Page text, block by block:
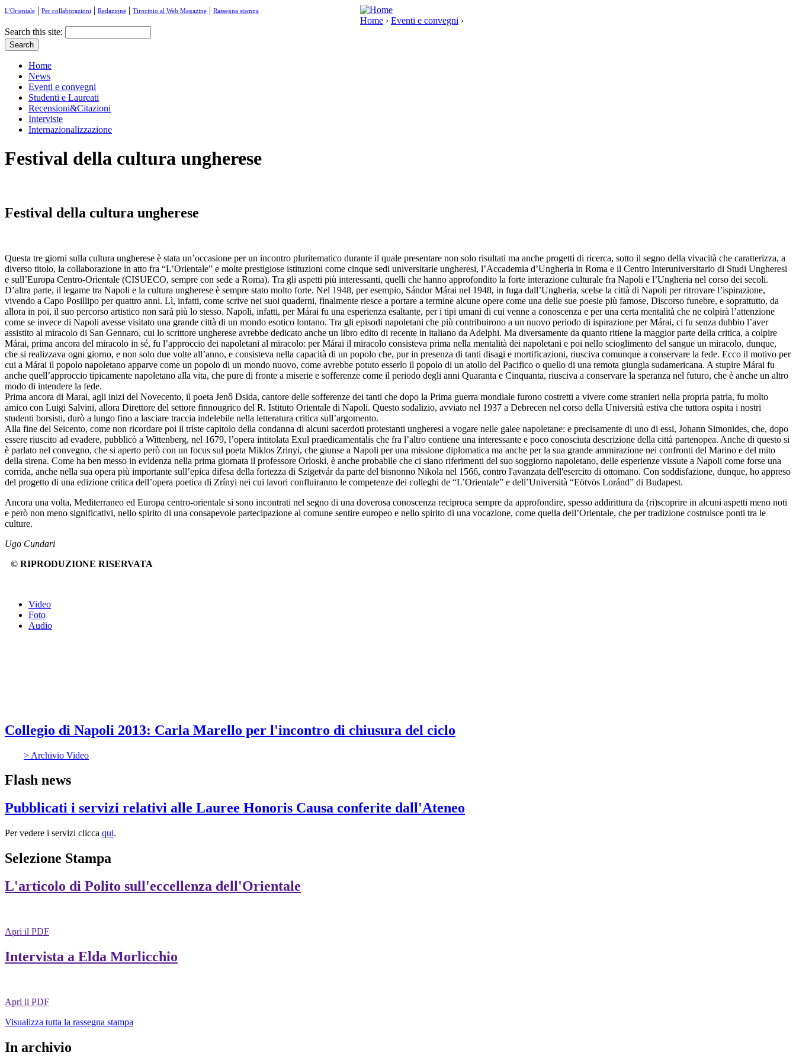
L'Orientale | Per collaborazioni | Redazione | Tirocinio al Web Magazine | Rassegna stampa
Home › Eventi e convegni ›
Search this site:
Home
News
Eventi e convegni
Studenti e Laureati
Recensioni&Citazioni
Interviste
Internazionalizzazione
Festival della cultura ungherese
Festival della cultura ungherese
Questa tre giorni sulla cultura ungherese è stata un’occasione per un incontro pluritematico durante il quale presentare non solo risultati ma anche progetti di ricerca, sotto il segno della vivacità che caratterizza, a
diverso titolo, la collaborazione in atto fra “L’Orientale” e molte prestigiose istituzioni come cinque sedi universitarie ungheresi, l’Accademia d’Ungheria in Roma e il Centro Interuniversitario di Studi Ungheresi
e sull’Europa Centro-Orientale (CISUECO, sempre con sede a Roma). Tra gli aspetti più interessanti, quelli che hanno approfondito la forte interazione culturale fra Napoli e l’Ungheria nel corso dei secoli.
D’altra parte, il legame tra Napoli e la cultura ungherese è sempre stato molto forte. Nel 1948, per esempio, Sándor Márai nel 1948, in fuga dall’Ungheria, scelse la città di Napoli per ritrovare l’ispirazione,
vivendo a Capo Posillipo per quattro anni. Lì, infatti, come scrive nei suoi quaderni, finalmente riesce a portare a termine alcune opere come una delle sue poesie più famose, Discorso funebre, e soprattutto, da
allora in poi, il suo percorso artistico non sarà più lo stesso. Napoli, infatti, per Márai fu una esperienza esaltante, per i tipi umani di cui venne a conoscenza e per una certa mentalità che ne colpirà l’attenzione
come se invece di Napoli avesse visitato una grande città di un mondo esotico lontano. Tra gli episodi napoletani che più contribuirono a un nuovo periodo di ispirazione per Márai, ci fu senza dubbio l’aver
assistito al miracolo di San Gennaro, cui lo scrittore ungherese avrebbe dedicato anche un libro edito di recente in italiano da Adelphi. Ma diversamente da quanto ritiene la maggior parte della critica, a colpire
Márai, prima ancora del miracolo in sé, fu l’approccio dei napoletani al miracolo: per Márai il miracolo consisteva prima nella mentalità dei napoletani e poi nello scioglimento del sangue un miracolo, dunque,
che si realizzava ogni giorno, e non solo due volte all’anno, e consisteva nella capacità di un popolo che, pur in presenza di tanti disagi e mortificazioni, riusciva comunque a conservare la fede. Ecco il motivo per
cui a Márai il popolo napoletano apparve come un popolo di un mondo nuovo, come avrebbe potuto esserlo il popolo di un atollo del Pacifico o quello di una remota giungla sudamericana. A stupire Márai fu
anche quell’approccio tipicamente napoletano alla vita, che pure di fronte a miserie e sofferenze come il periodo degli anni Quaranta e Cinquanta, riusciva a conservare la speranza nel futuro, che è anche un altro
modo di intendere la fede.
Prima ancora di Marai, agli inizi del Novecento, il poeta Jenő Dsida, cantore delle sofferenze dei tanti che dopo la Prima guerra mondiale furono costretti a vivere come stranieri nella propria patria, fu molto
amico con Luigi Salvini, allora Direttore del settore finnougrico del R. Istituto Orientale di Napoli. Questo sodalizio, avviato nel 1937 a Debrecen nel corso della Università estiva che tuttora ospita i nostri
studenti borsisti, durò a lungo fino a lasciare traccia indelebile nella letteratura critica sull’argomento.
Alla fine del Seicento, come non ricordare poi il triste capitolo della condanna di alcuni sacerdoti protestanti ungheresi a vogare nelle galee napoletane: e precisamente di uno di essi, Johann Simonides, che, dopo
essere riuscito ad evadere, pubblicò a Wittenberg, nel 1679, l’opera intitolata Exul praedicamentalis che fra l’altro contiene una interessante e poco conosciuta descrizione della città partenopea. Anche di questo si
è parlato nel convegno, che si aperto però con un focus sul poeta Miklos Zrinyi, che giunse a Napoli per una missione diplomatica ma anche per la sua grande ammirazione nei confronti del Marino e del mito
della sirena. Come ha ben messo in evidenza nella prima giornata il professore Orloski, è anche probabile che ci siano riferimenti del suo soggiorno napoletano, delle esperienze vissute a Napoli come forse una
corrida, anche nella sua opera più importante sull’epica difesa della fortezza di Szigetvár da parte del bisnonno Nikola nel 1566, contro l'avanzata dell'esercito di ottomano. Con soddisfazione, dunque, ho appreso
del progetto di una edizione critica dell’opera poetica di Zrínyi nei cui lavori confluiranno le competenze dei colleghi de “L’Orientale” e dell’Università “Eötvös Loránd” di Budapest.
Ancora una volta, Mediterraneo ed Europa centro-orientale si sono incontrati nel segno di una doverosa conoscenza reciproca sempre da approfondire, spesso addirittura da (ri)scoprire in alcuni aspetti meno noti
e però non meno significativi, nello spirito di una consapevole partecipazione al comune sentire europeo e nello spirito di una vocazione, come quella dell’Orientale, che per tradizione costruisce ponti tra le
culture.
Ugo Cundari
© RIPRODUZIONE RISERVATA
Video
Foto
Audio
Collegio di Napoli 2013: Carla Marello per l'incontro di chiusura del ciclo
> Archivio Video
Flash news
Pubblicati i servizi relativi alle Lauree Honoris Causa conferite dall'Ateneo
Per vedere i servizi clicca qui.
Selezione Stampa
L'articolo di Polito sull'eccellenza dell'Orientale
Apri il PDF
Intervista a Elda Morlicchio
Apri il PDF
Visualizza tutta la rassegna stampa
In archivio